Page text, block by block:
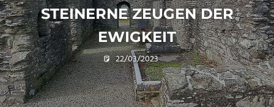
STEINERNE ZEUGEN DER
EWIGKEIT
22/03/2023 U. F.
Erholung,Frühling,
Geschichte,Irland,
Jahreszeiten,Natur,
Urlaub,Wandern